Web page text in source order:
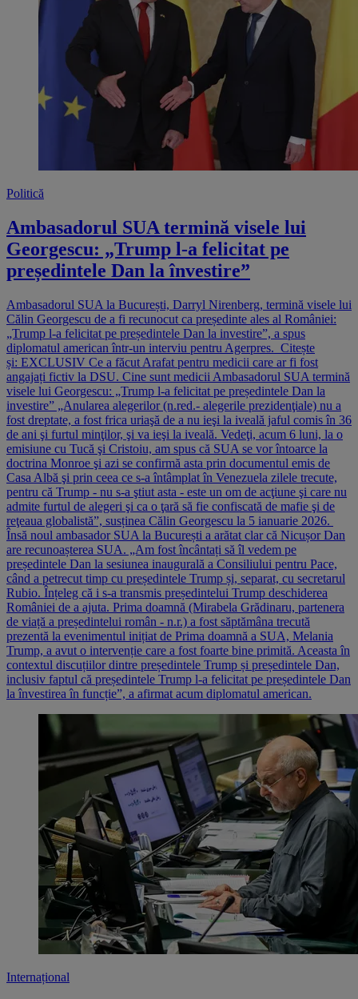
Politică
Ambasadorul SUA termină visele lui
Georgescu: „Trump l-a felicitat pe
președintele Dan la învestire”
Ambasadorul SUA la București, Darryl Nirenberg, termină visele lui
Călin Georgescu de a fi recunocut ca președinte ales al României:
„Trump l-a felicitat pe președintele Dan la investire”, a spus
diplomatul american într-un interviu pentru Agerpres. Citește
și: EXCLUSIV Ce a făcut Arafat pentru medicii care ar fi fost
angajați fictiv la DSU. Cine sunt medicii Ambasadorul SUA termină
visele lui Georgescu: „Trump l-a felicitat pe președintele Dan la
investire” „Anularea alegerilor (n.red.- alegerile prezidenţiale) nu a
fost dreptate, a fost frica uriaşă de a nu ieşi la iveală jaful comis în 36
de ani şi furtul minţilor, şi va ieşi la iveală. Vedeţi, acum 6 luni, la o
emisiune cu Tucă şi Cristoiu, am spus că SUA se vor întoarce la
doctrina Monroe şi azi se confirmă asta prin documentul emis de
Casa Albă şi prin ceea ce s-a întâmplat în Venezuela zilele trecute,
pentru că Trump - nu s-a ştiut asta - este un om de acţiune şi care nu
admite furtul de alegeri şi ca o ţară să fie confiscată de mafie şi de
reţeaua globalistă”, susținea Călin Georgescu la 5 ianuarie 2026.
Însă noul ambasador SUA la București a arătat clar că Nicușor Dan
are recunoașterea SUA. „Am fost încântați să îl vedem pe
președintele Dan la sesiunea inaugurală a Consiliului pentru Pace,
când a petrecut timp cu președintele Trump și, separat, cu secretarul
Rubio. Înțeleg că i s-a transmis președintelui Trump deschiderea
României de a ajuta. Prima doamnă (Mirabela Grădinaru, partenera
de viață a președintelui român - n.r.) a fost săptămâna trecută
prezentă la evenimentul inițiat de Prima doamnă a SUA, Melania
Trump, a avut o intervenție care a fost foarte bine primită. Aceasta în
contextul discuțiilor dintre președintele Trump și președintele Dan,
inclusiv faptul că președintele Trump l-a felicitat pe președintele Dan
la învestirea în funcție”, a afirmat acum diplomatul american.
Internațional